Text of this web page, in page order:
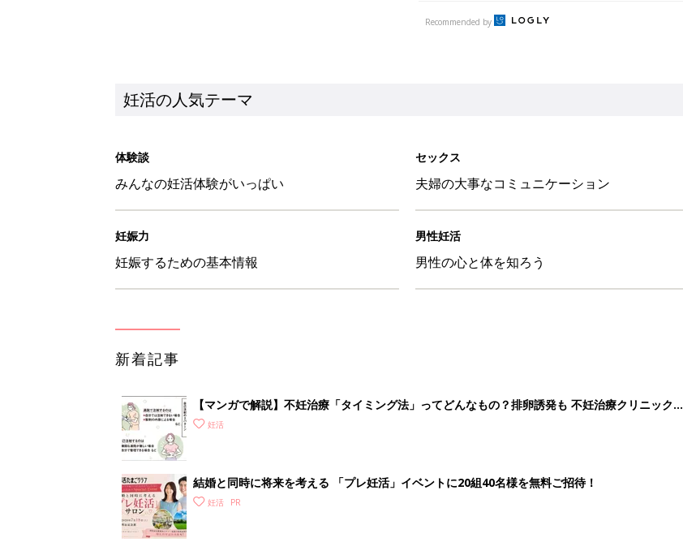
Recommended by
妊活の人気テーマ
体験談
みんなの妊活体験がいっぱい
セックス
夫婦の大事なコミュニケーション
妊娠力
妊娠するための基本情報
男性妊活
男性の心と体を知ろう
新着記事
【マンガで解説】不妊治療「タイミング法」ってどんなもの？排卵誘発も 不妊治療クリニック受
診ガイドSTEP3
妊活
結婚と同時に将来を考える 「プレ妊活」イベントに20組40名様を無料ご招待！
妊活